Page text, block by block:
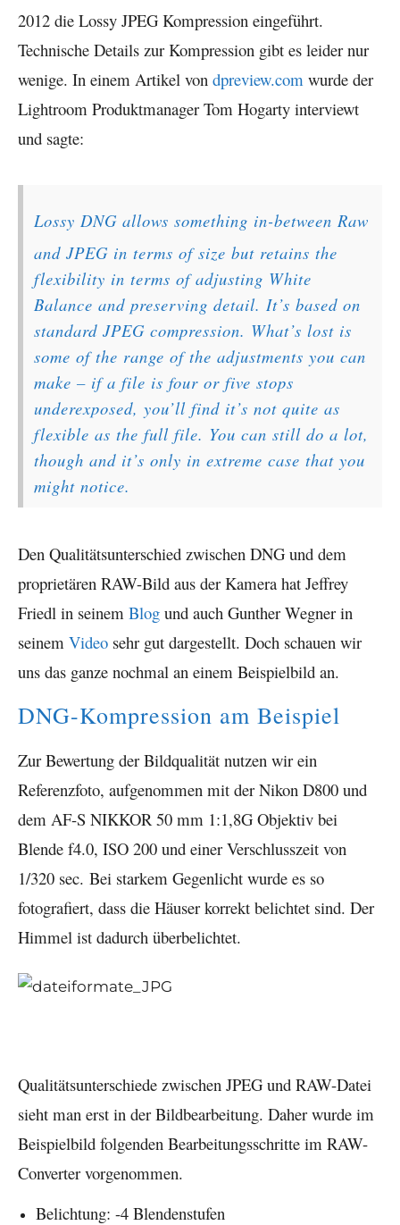
2012 die Lossy JPEG Kompression eingeführt.
Technische Details zur Kompression gibt es leider nur
wenige. In einem Artikel von dpreview.com wurde der
Lightroom Produktmanager Tom Hogarty interviewt
und sagte:
Lossy DNG allows something in-between Raw
and JPEG in terms of size but retains the
flexibility in terms of adjusting White
Balance and preserving detail. It’s based on
standard JPEG compression. What’s lost is
some of the range of the adjustments you can
make – if a file is four or five stops
underexposed, you’ll find it’s not quite as
flexible as the full file. You can still do a lot,
though and it’s only in extreme case that you
might notice.
Den Qualitätsunterschied zwischen DNG und dem
proprietären RAW-Bild aus der Kamera hat Jeffrey
Friedl in seinem Blog und auch Gunther Wegner in
seinem Video sehr gut dargestellt. Doch schauen wir
uns das ganze nochmal an einem Beispielbild an.
DNG-Kompression am Beispiel
Zur Bewertung der Bildqualität nutzen wir ein
Referenzfoto, aufgenommen mit der Nikon D800 und
dem AF-S NIKKOR 50 mm 1:1,8G Objektiv bei
Blende f4.0, ISO 200 und einer Verschlusszeit von
1/320 sec. Bei starkem Gegenlicht wurde es so
fotografiert, dass die Häuser korrekt belichtet sind. Der
Himmel ist dadurch überbelichtet.
Qualitätsunterschiede zwischen JPEG und RAW-Datei
sieht man erst in der Bildbearbeitung. Daher wurde im
Beispielbild folgenden Bearbeitungsschritte im RAW-
Converter vorgenommen.
Belichtung: -4 Blendenstufen